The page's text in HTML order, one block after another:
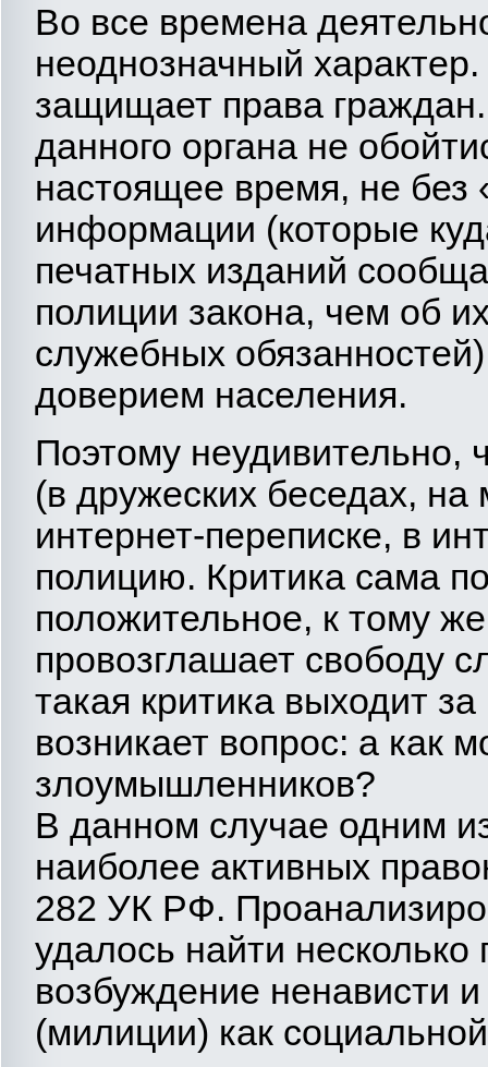
Во все времена
неоднозначный
защищает права
данного органа не
настоящее время, не
информации (которые
печатных изданий
полиции закона, чем об
служебных
доверием населения.
Поэтому неудивительно,
(в дружеских беседах, на
интернет-переписке, в
полицию. Критика сама
положительное, к тому
провозглашает свободу
такая критика выходит
возникает вопрос: а как
злоумышленников?
В данном случае одним
наиболее активных
282 УК РФ.
удалось найти
возбуждение ненависти
(милиции) как